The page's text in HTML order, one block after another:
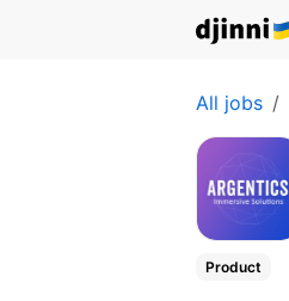
All jobs
Product